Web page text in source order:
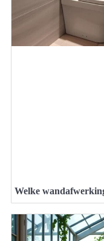
Welke